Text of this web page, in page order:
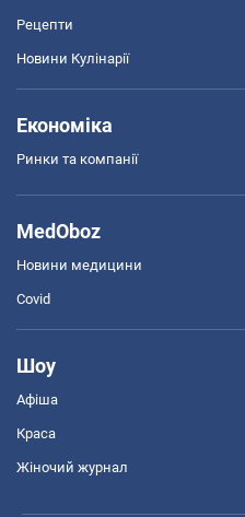
Рецепти
Новини Кулінарії
Економіка
Ринки та компанії
MedOboz
Новини медицини
Covid
Шоу
Афіша
Краса
Жіночий журнал